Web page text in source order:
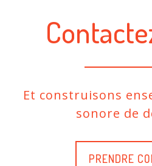
Et construisons
sonore de
PRENDRE